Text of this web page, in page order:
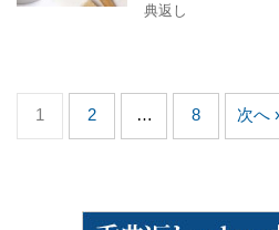
典返し
1 2 … 8 次へ